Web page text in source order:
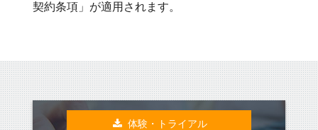
契約条項 」が適用されます。
体験・トライアル